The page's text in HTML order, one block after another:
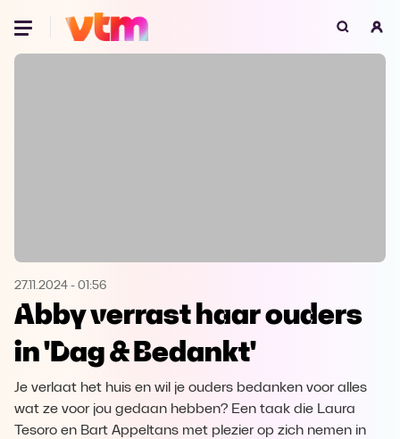
Oeps, browser niet ondersteund
Microsoft Edge Download
Opera
27.11.2024 - 01:56
Abby verrast haar ouders
in 'Dag & Bedankt'
Je verlaat het huis en wil je ouders bedanken voor alles
wat ze voor jou gedaan hebben? Een taak die Laura
Tesoro en Bart Appeltans met plezier op zich nemen in